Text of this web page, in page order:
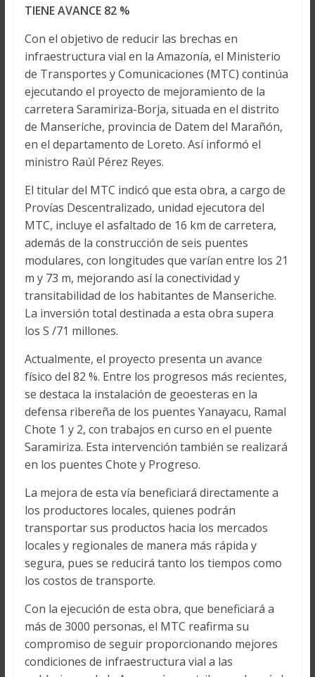
TIENE AVANCE 82 %
Con el objetivo de reducir las brechas en
infraestructura vial en la Amazonía, el Ministerio
de Transportes y Comunicaciones (MTC) continúa
ejecutando el proyecto de mejoramiento de la
carretera Saramiriza-Borja, situada en el distrito
de Manseriche, provincia de Datem del Marañón,
en el departamento de Loreto. Así informó el
ministro Raúl Pérez Reyes.
El titular del MTC indicó que esta obra, a cargo de
Provías Descentralizado, unidad ejecutora del
MTC, incluye el asfaltado de 16 km de carretera,
además de la construcción de seis puentes
modulares, con longitudes que varían entre los 21
m y 73 m, mejorando así la conectividad y
transitabilidad de los habitantes de Manseriche.
La inversión total destinada a esta obra supera
los S /71 millones.
Actualmente, el proyecto presenta un avance
físico del 82 %. Entre los progresos más recientes,
se destaca la instalación de geoesteras en la
defensa ribereña de los puentes Yanayacu, Ramal
Chote 1 y 2, con trabajos en curso en el puente
Saramiriza. Esta intervención también se realizará
en los puentes Chote y Progreso.
La mejora de esta vía beneficiará directamente a
los productores locales, quienes podrán
transportar sus productos hacia los mercados
locales y regionales de manera más rápida y
segura, pues se reducirá tanto los tiempos como
los costos de transporte.
Con la ejecución de esta obra, que beneficiará a
más de 3000 personas, el MTC reafirma su
compromiso de seguir proporcionando mejores
condiciones de infraestructura vial a las